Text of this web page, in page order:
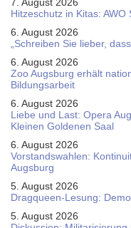
Hitzeschutz in Kitas:
6. August 2026
„Schreiben Sie lieber,
6. August 2026
Zoo Augsburg erhält
Bildungsarbeit
6. August 2026
Liebe und Last: Opera
Kleinen Goldenen Saal
6. August 2026
Vorstandswahlen:
Augsburg
5. August 2026
Dragqueen-Lesung:
5. August 2026